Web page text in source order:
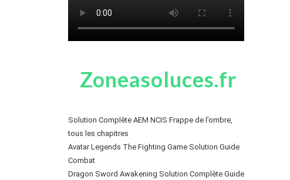
Zoneasoluces.fr
Solution Complète AEM NCIS Frappe de l’ombre,
tous les chapitres
Avatar Legends The Fighting Game Solution Guide
Combat
Dragon Sword Awakening Solution Complète Guide